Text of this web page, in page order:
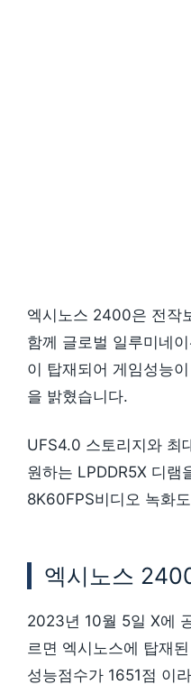
엑시노스 2400은 전작
함께 글로벌 일루미네
이 탑재되어 게임성능
을 밝혔습니다.
UFS4.0 스토리지와 최
원하는 LPDDR5X 디램
8K60FPS비디오 녹화
엑시노스
2023년 10월 5일 X에
르면 엑시노스에 탑재
성능점수가 1651점 이